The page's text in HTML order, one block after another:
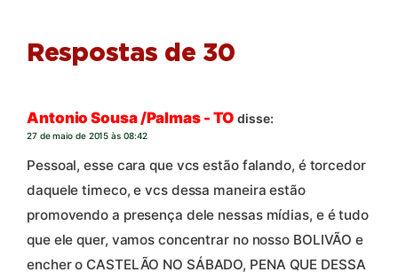
Respostas de 30
Antonio Sousa /Palmas - TO disse:
27 de maio de 2015 às 08:42
Pessoal, esse cara que vcs estão falando, é torcedor
daquele timeco, e vcs dessa maneira estão
promovendo a presença dele nessas mídias, e é tudo
que ele quer, vamos concentrar no nosso BOLIVÃO e
encher o CASTELÃO NO SÁBADO, PENA QUE DESSA